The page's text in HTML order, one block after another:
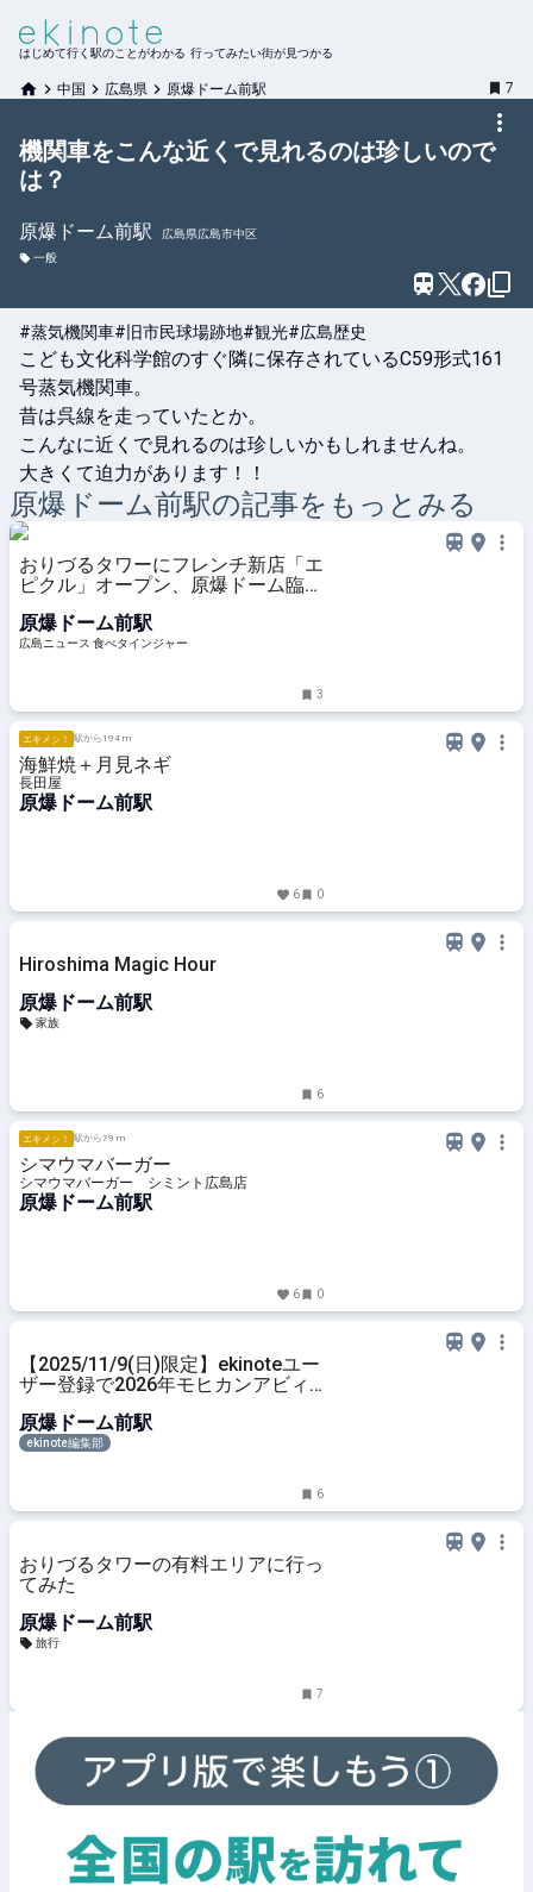
はじめて行く駅のことがわかる 行ってみたい街が見つかる
中国 広島県 原爆ドーム前駅 7
機関車をこんな近くで見れるのは珍しいので
は？
原爆ドーム前駅
広島県広島市中区
一般
#蒸気機関車#旧市民球場跡地#観光#広島歴史
こども文化科学館のすぐ隣に保存されているC59形式161
号蒸気機関車。
昔は呉線を走っていたとか。
こんなに近くで見れるのは珍しいかもしれませんね。
大きくて迫力があります！！
原爆ドーム前駅の記事をもっとみる
おりづるタワーにフレンチ新店「エ
ピクル」オープン、原爆ドーム臨む
原爆ドーム前駅
広島ニュース 食べタインジャー
3
エキメシ！ 駅から194 m
海鮮焼＋月見ネギ
長田屋
原爆ドーム前駅
6 0
Hiroshima Magic Hour
原爆ドーム前駅
家族
6
エキメシ！ 駅から79 m
シマウマバーガー
シマウマバーガー シミント広島店
原爆ドーム前駅
6 0
【2025/11/9(日)限定】ekinoteユー
ザー登録で2026年モヒカンアビィ
原爆ドーム前駅
ekinote編集部
6
おりづるタワーの有料エリアに行っ
てみた
原爆ドーム前駅
旅行
7